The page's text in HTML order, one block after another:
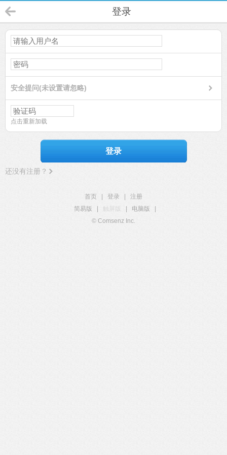
登录
安全提问(未设置请忽略)
点击重新加载
登录
还没有注册？
首页 登录
注册
简易版
触屏版 电脑版
© Comsenz Inc.